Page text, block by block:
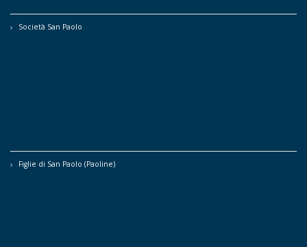
Società San Paolo
Figlie di San Paolo (Paoline)